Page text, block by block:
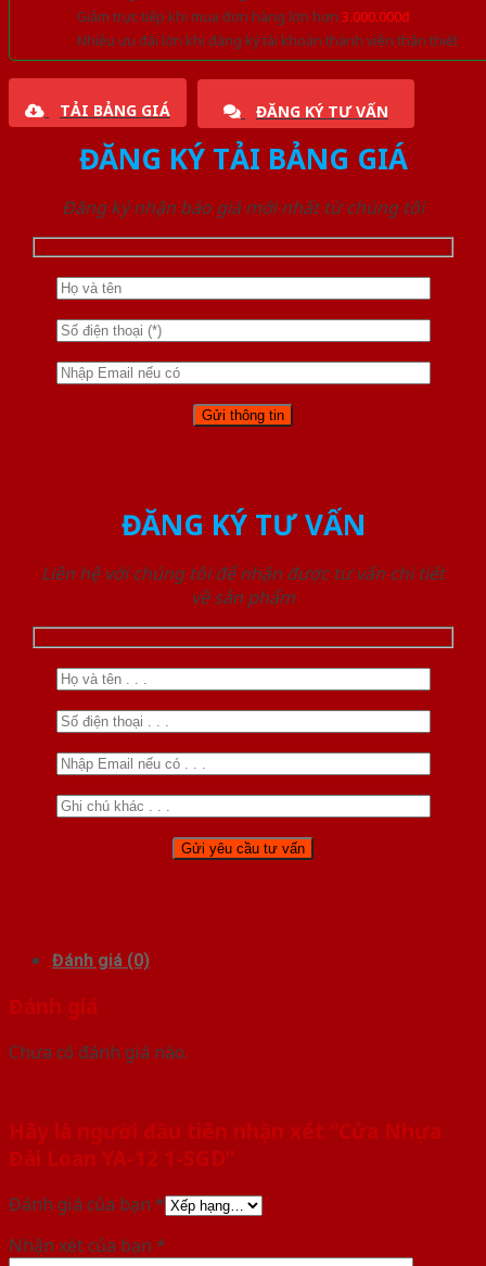
Giảm trực tiếp khi mua đơn hàng lớn hơn 3.000.000đ
Nhiều ưu đãi lớn khi đăng ký tài khoản thành viên thân thiết
TẢI BẢNG GIÁ ĐĂNG KÝ TƯ VẤN
ĐĂNG KÝ TẢI BẢNG GIÁ
Đăng ký nhận báo giá mới nhất từ chúng tôi
ĐĂNG KÝ TƯ VẤN
Liên hệ với chúng tôi để nhận được tư vấn chi tiết
về sản phẩm
Đánh giá (0)
Đánh giá
Chưa có đánh giá nào.
Hãy là người đầu tiên nhận xét “Cửa Nhựa
Đài Loan YA-12 1-SGD”
Đánh giá của bạn *
Nhận xét của bạn *